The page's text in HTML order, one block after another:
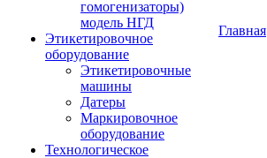
гомогенизаторы)
модель НГД
Этикетировочное
оборудование
Этикетировочные
машины
Датеры
Маркировочное
оборудование
Технологическое
Главная